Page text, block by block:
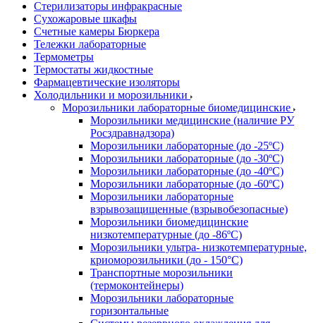
Стерилизаторы инфракрасные
Сухожаровые шкафы
Счетные камеры Бюркера
Тележки лабораторные
Термометры
Термостаты жидкостные
Фармацевтические изоляторы
Холодильники и морозильники
Морозильники лабораторные биомедицинские
Морозильники медицинские (наличие РУ
Росздравнадзора)
Морозильники лабораторные (до -25ºС)
Морозильники лабораторные (до -30ºС)
Морозильники лабораторные (до -40ºС)
Морозильники лабораторные (до -60ºС)
Морозильники лабораторные
взрывозащищенные (взрывобезопасные)
Морозильники биомедицинские
низкотемпературные (до -86ºС)
Морозильники ультра- низкотемпературные,
криоморозильники (до - 150°С)
Транспортные морозильники
(термоконтейнеры)
Морозильники лабораторные
горизонтальные